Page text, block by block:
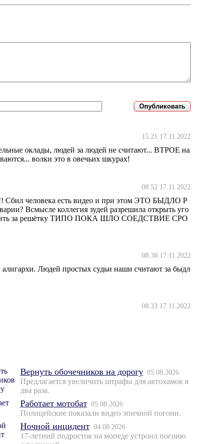
15:21 17.11.2022
оклады, людей за людей не считают... ВТРОЕ на
волки это в овечьих шкурах!
08:52 17.11.2022
Сбил человека есть видео и при этом ЭТО БЫДЛО Р
Всмысле коллегия зудей разрешила открыть уго
за решётку ТИПО ПОКА ШЛО СОЕДСТВИЕ СРО
08:38 17.11.2022
Людей простых судьи наши считают за быдл
08:33 17.11.2022
Вернуть обочечников на дорогу 05.08.2026
Предлагается увеличить штрафы для автохамов в
два раза.
Работает мотобат 05.08.2026
Полицейские показали видео эпичной погони.
Ночной инцидент 04.08.2026
17-летний подросток на мопеде устроил погоню